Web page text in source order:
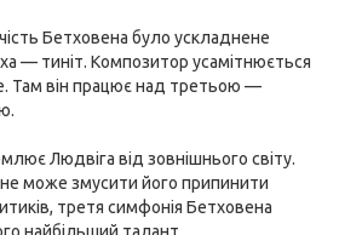
Бетховена було ускладнене
— тиніт. Композитор усамітнюється
Там він працює над третьою —
Людвіга від зовнішнього світу.
може змусити його припинити
третя симфонія Бетховена